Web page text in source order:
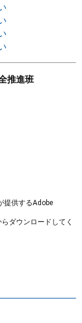
推進班
提供するAdobe
ダウンロードしてく